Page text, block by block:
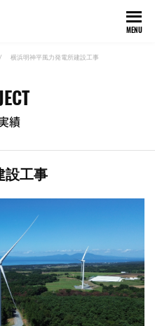
MENU
横浜明神平風力発電所建設工事
績
設工事